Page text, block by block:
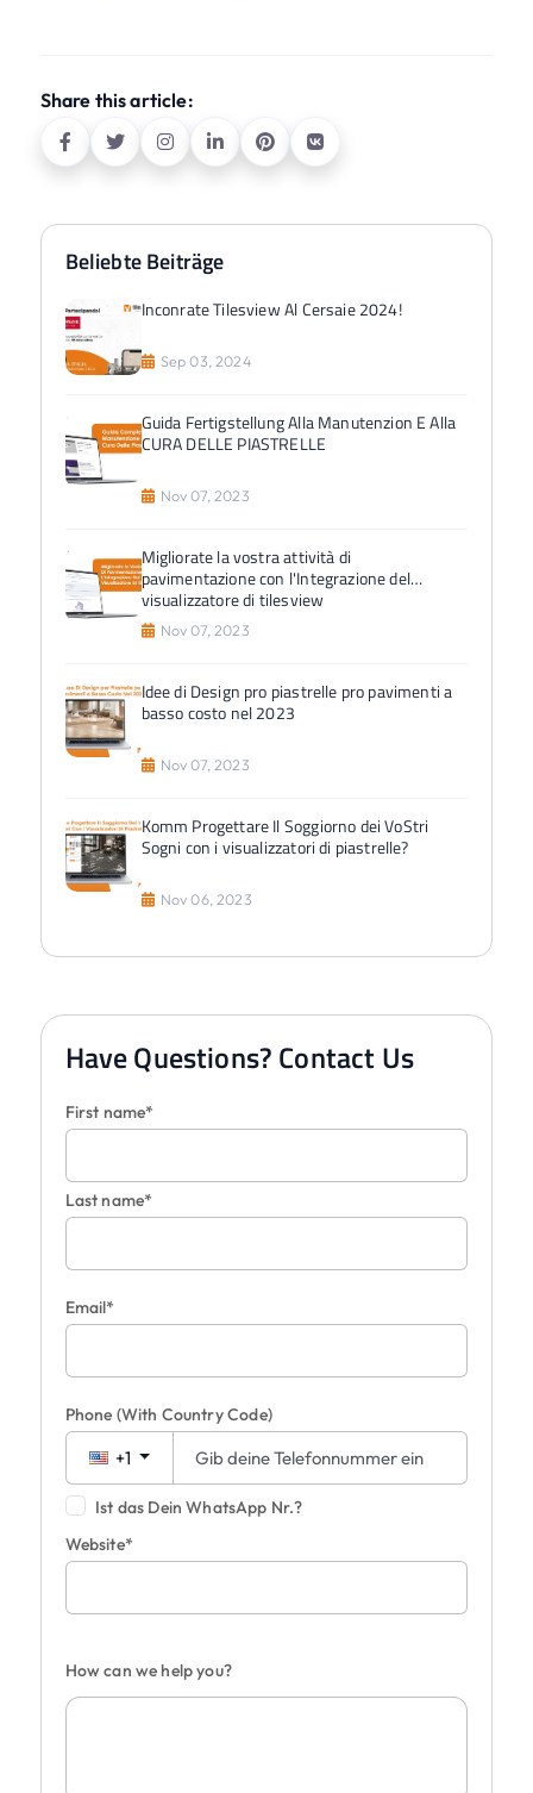
Beliebte Beiträge
Inconrate Tilesview Al Cersaie 2024!
Sep 03, 2024
Guida Fertigstellung Alla Manutenzion E Alla
CURA DELLE PIASTRELLE
Nov 07, 2023
Migliorate la vostra attività di
pavimentazione con l'Integrazione del
visualizzatore di tilesview
Nov 07, 2023
Idee di Design pro piastrelle pro pavimenti a
basso costo nel 2023
Nov 07, 2023
Komm Progettare Il Soggiorno dei VoStri
Sogni con i visualizzatori di piastrelle?
Nov 06, 2023
Have Questions? Contact Us
First name*
Last name*
Email*
Phone (With Country Code)
+1
Ist das Dein WhatsApp Nr.?
Website*
How can we help you?
Share this article: